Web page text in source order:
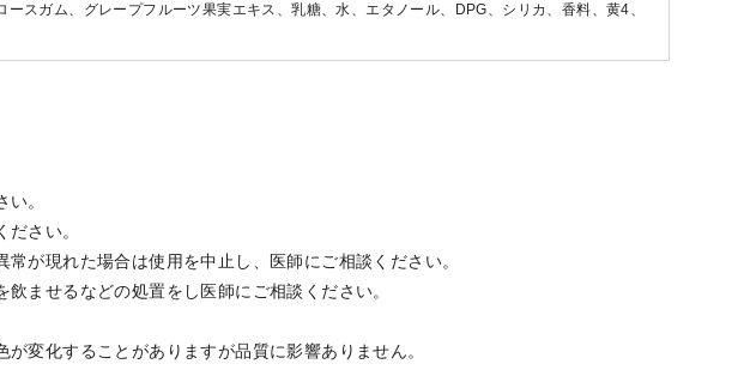
ースガム、グレープフルーツ果実エキス、乳糖、水、エタノール、DPG、シリカ、香料、黄4、
。
さい。
が現れた場合は使用を中止し、医師にご相談ください。
ませるなどの処置をし医師にご相談ください。
変化することがありますが品質に影響ありません。